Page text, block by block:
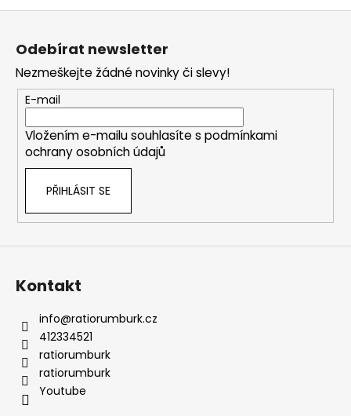
Z
Odebírat newsletter
Nezmeškejte žádné novinky či slevy!
E-mail
Vložením e-mailu souhlasíte s podmínkami
ochrany osobních údajů
PŘIHLÁSIT SE
Kontakt
info@ratiorumburk.cz
412334521
ratiorumburk
ratiorumburk
Youtube